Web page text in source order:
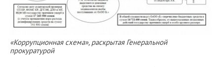
«Коррупционная схема», раскрытая Генеральной
прокуратурой